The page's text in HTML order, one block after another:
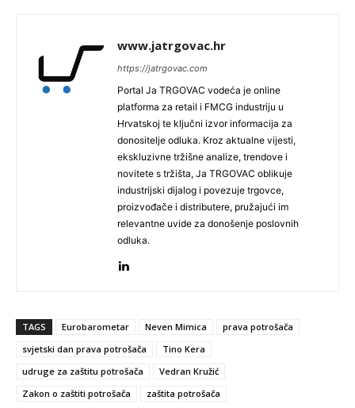
www.jatrgovac.hr
https://jatrgovac.com
Portal Ja TRGOVAC vodeća je online
platforma za retail i FMCG industriju u
Hrvatskoj te ključni izvor informacija za
donositelje odluka. Kroz aktualne vijesti,
ekskluzivne tržišne analize, trendove i
novitete s tržišta, Ja TRGOVAC oblikuje
industrijski dijalog i povezuje trgovce,
proizvođače i distributere, pružajući im
relevantne uvide za donošenje poslovnih
odluka.
TAGS Eurobarometar Neven Mimica
prava potrošača
svjetski dan prava potrošača
Tino Kera
udruge za zaštitu potrošača
Vedran Kružić
Zakon o zaštiti potrošača
zaštita potrošača